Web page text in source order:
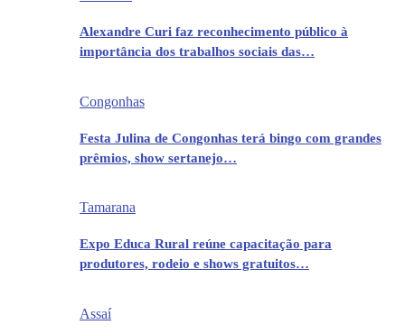
Alexandre Curi faz reconhecimento público à
importância dos trabalhos sociais das…
Congonhas
Festa Julina de Congonhas terá bingo com grandes
prêmios, show sertanejo…
Tamarana
Expo Educa Rural reúne capacitação para
produtores, rodeio e shows gratuitos…
Assaí